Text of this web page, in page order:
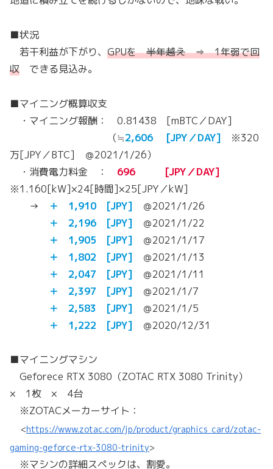
■状況
若干利益が下がり、 GPUを半年越え⇒ 1年弱で回
収 できる見込み。
■マイニング概算収支
・マイニング報酬： 0.81438 [mBTC／DAY]
（≒2,606 [JPY／DAY] ※320
万[JPY／BTC] ＠2021/1/26）
・消費電力料金 ： 696 [JPY／DAY]
※1.160[kW]×24[時間]×25[JPY／kW]
→
＋ 1,910 [JPY] ＠2021/1/26
＋ 2,196 [JPY] ＠2021/1/22
＋ 1,905 [JPY] ＠2021/1/17
＋ 1,802 [JPY] ＠2021/1/13
＋ 2,047 [JPY] ＠2021/1/11
＋ 2,397 [JPY] ＠2021/1/7
＋ 2,583 [JPY] ＠2021/1/5
＋ 1,222 [JPY] ＠2020/12/31
■マイニングマシン
Geforece RTX 3080（ZOTAC RTX 3080 Trinity）
× 1枚 × 4台
※ZOTACメーカーサイト：
<https://www.zotac.com/jp/product/graphics_card/zotac-
gaming-geforce-rtx-3080-trinity>
※マシンの詳細スペックは、割愛。